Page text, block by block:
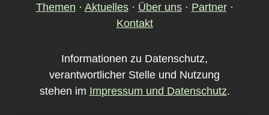
Themen · Aktuelles· Über uns· Partner·
Kontakt
Informationen zu Datenschutz,
verantwortlicher Stelle und Nutzung
stehen im Impressum und Datenschutz.